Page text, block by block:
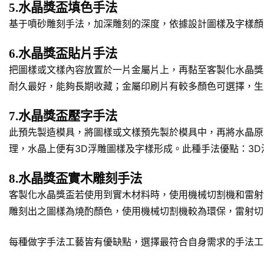
5.水晶獎盃填色手法
基于噴砂雕刻手法，加深雕刻的深度，依據設計圖樣及字樣
6.水晶獎盃貼片手法
把圖樣或文樣內容放置於一片金屬片上，再黏至客製化水晶
耐久最好，能夠長期收藏；金屬印刷片有較多顏色可選擇，
7.水晶獎盃壓字手法
此預先製造模具，將圖樣或文樣預先製於模具中，再將水晶
理，水晶上便有3D浮雕圖樣及字樣形成。此種手法優點：
8.水晶獎盃實木雕刻手法
客製化水晶獎盃若使用到實木材料時，使用機械切割機和雷
雕刻出之圖樣為燒酌顏色，使用機械切割機較為環保，雷射
每種做字手法工藝皆有優缺點，選擇最符合自身需求的手法